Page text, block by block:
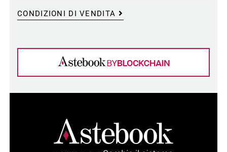
CONDIZIONI DI VENDITA